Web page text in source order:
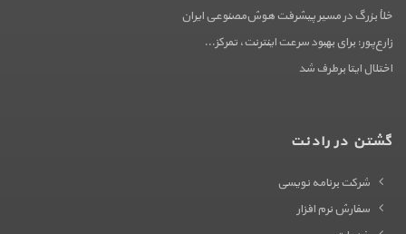
خلأ بزرگ در مسیر پیشرفت هوش‌مصنوعی ایران
زارع‌پور: برای بهبود سرعت اینترنت، تمرکز...
اختلال ایتا برطرف شد
گشتن در رادنت
شرکت برنامه نویسی
سفارش نرم افزار